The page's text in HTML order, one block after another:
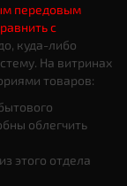
передовым
с
куда-либо
На витринах
товаров:
облегчить
этого отдела